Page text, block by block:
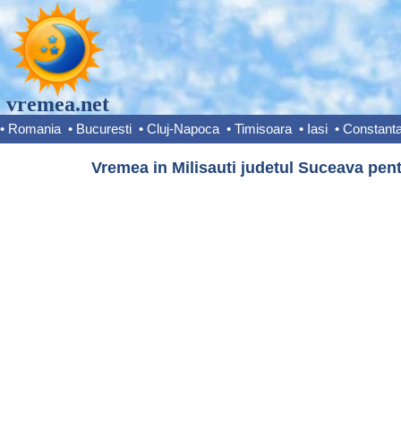
vremea.net
• Romania • Bucuresti • Cluj-Napoca • Timisoara • Iasi •
Vremea in Milisauti judetul Suceava